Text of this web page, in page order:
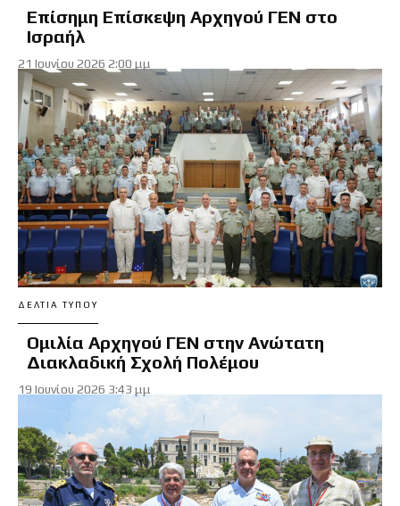
Επίσημη Επίσκεψη Αρχηγού ΓΕΝ στο
Ισραήλ
21 Ιουνίου 2026 2:00 μμ
ΔΕΛΤΊΑ ΤΎΠΟΥ
Ομιλία Αρχηγού ΓΕΝ στην Ανώτατη
Διακλαδική Σχολή Πολέμου
19 Ιουνίου 2026 3:43 μμ